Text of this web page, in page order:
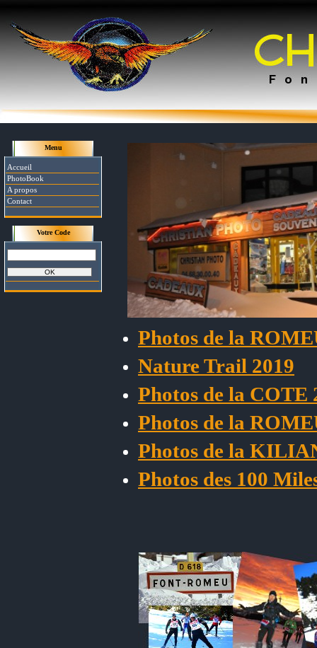
Menu
Accueil
PhotoBook
A propos
Contact
Votre Code
Photos de la
Nature Trail 2019
Photos de la COTE
Photos de la
Photos de la
Photos des 100